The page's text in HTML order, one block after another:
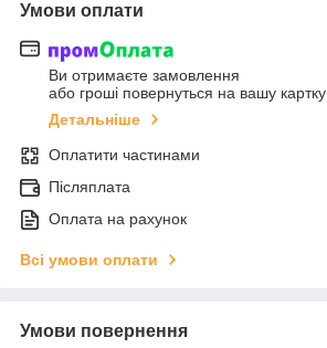
Умови оплати
Ви отримаєте замовлення
або гроші повернуться на вашу картку
Детальніше
Оплатити частинами
Післяплата
Оплата на рахунок
Всі умови оплати
Умови повернення